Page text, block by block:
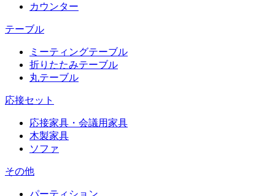
カウンター
テーブル
ミーティングテーブル
折りたたみテーブル
丸テーブル
応接セット
応接家具・会議用家具
木製家具
ソファ
その他
パーティション